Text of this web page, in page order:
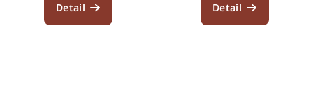
Detail Detail